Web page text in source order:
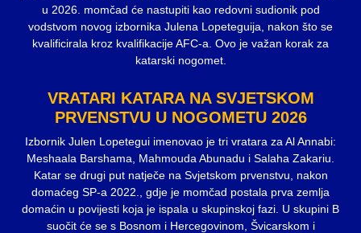
u 2026. momčad će nastupiti kao redovni sudionik pod
vodstvom novog izbornika Julena Lopeteguija, nakon što se
kvalificirala kroz kvalifikacije AFC-a. Ovo je važan korak za
katarski nogomet.
VRATARI KATARA NA SVJETSKOM
PRVENSTVU U NOGOMETU 2026
Izbornik Julen Lopetegui imenovao je tri vratara za Al Annabi:
Meshaala Barshama, Mahmouda Abunadu i Salaha Zakariu.
Katar se drugi put natječe na Svjetskom prvenstvu, nakon
domaćeg SP-a 2022., gdje je momčad postala prva zemlja
domaćin u povijesti koja je ispala u skupinskoj fazi. U skupini B
suočit će se s Bosnom i Hercegovinom, Švicarskom i